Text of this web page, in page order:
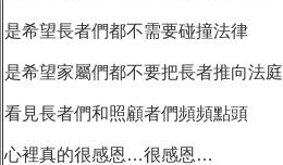
是希望長者們都不需要碰撞法律
是希望家屬們都不要把長者推向法庭
看見長者們和照顧者們頻頻點頭
心裡真的很感恩…很感恩…